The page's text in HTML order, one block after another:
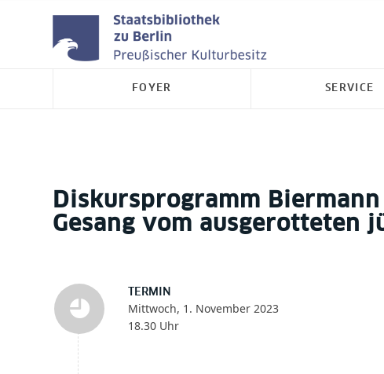
FOYER SERVICE
Diskursprogramm
Gesang vom ausgerotteten
TERMIN
Mittwoch, 1. November 2023
18.30 Uhr